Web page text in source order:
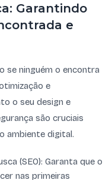
Garantindo
e
se ninguém o encontra
e
o seu design e
são cruciais
ambiente digital.
(SEO): Garanta que o
nas primeiras